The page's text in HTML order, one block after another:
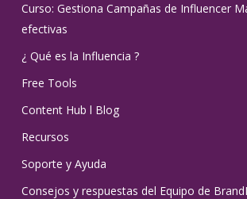
Curso: Gestiona Campañas de Influencer
efectivas
¿ Qué es la Influencia ?
Free Tools
Content Hub l Blog
Recursos
Soporte y Ayuda
Consejos y respuestas del Equipo de